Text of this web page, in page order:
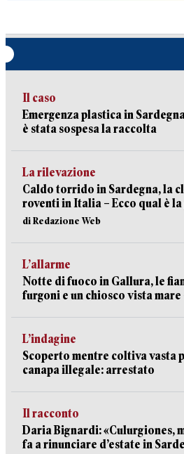
Il caso
Emergenza plastica in
è stata sospesa la raccolta
La rilevazione
Caldo torrido in Sardegna, la
roventi in Italia – Ecco qual è
di Redazione Web
L’allarme
Notte di fuoco in Gallura, le
furgoni e un chiosco vista mare
L’indagine
Scoperto mentre coltiva vasta
canapa illegale: arrestato
Il racconto
Daria Bignardi: «Culurgiones,
fa a rinunciare d’estate in